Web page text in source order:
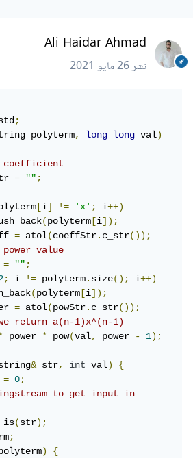
Ali Haidar Ahmad
نشر26 مايو 2021
;
polyterm, long long val)
= "";
[i] != 'x'; i++)
(polyterm [i]);
= atol(coeffStr.c_str());
value
= "";
2; i != polyterm.size(); i++)
(polyterm [i]);
= atol(powStr.c_str());
return a(n-1)x^(n-1)
* power * pow(val, power - 1);
string& str, int val)
{
= 0;
to get input in
is
(str);
;
)
{